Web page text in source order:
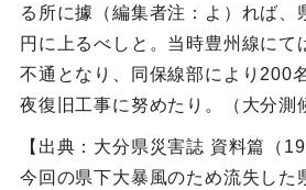
る所に據（編集者注：よ）れば、
円に上るべしと。当時豊州線にて
不通となり、同保線部により200
夜復旧工事に努めたり。（大分測
【出典：大分県災害誌 資料篇（
今回の県下大暴風のため流失した